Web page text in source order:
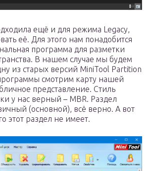
ещё и для режима Legacy,
её. Для этого нам понадобится
программа для разметки
В нашем случае мы будем
из старых версий MiniTool Partition
смотрим карту нашей
представление. Стиль
у нас верный – MBR. Раздел
(основной), всё верно. А вот
этот раздел не имеет.